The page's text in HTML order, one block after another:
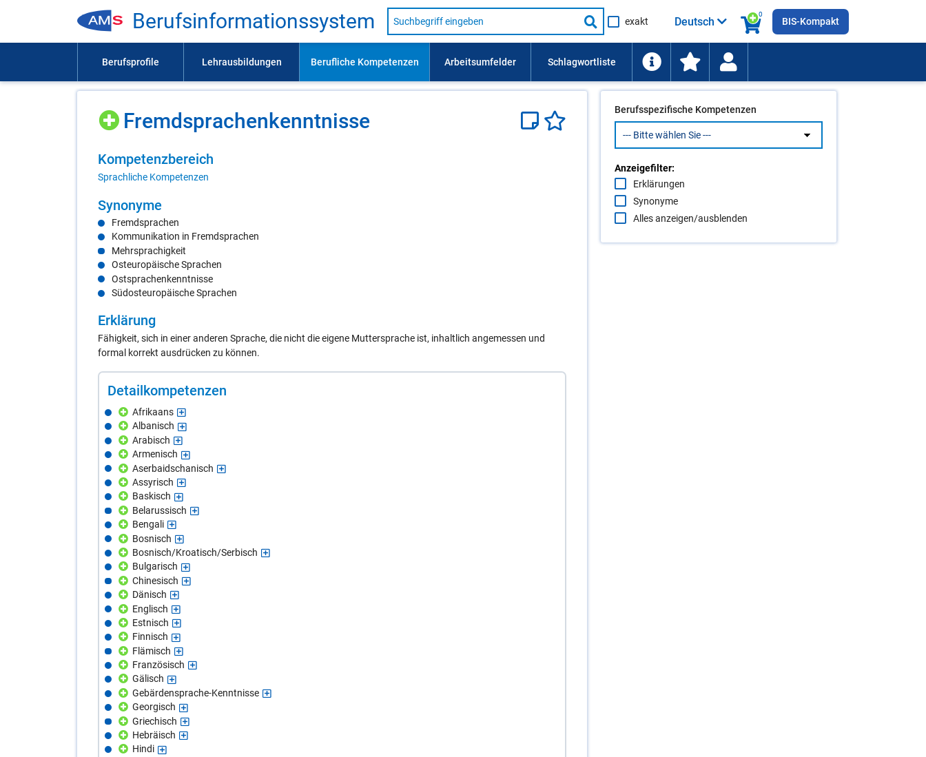
Be­rufs­in­for­ma­ti­ons­sys­tem
Suche
nach
Lehrausbildung,
usw.
Suche
starten
exakt
0
Deutsch BIS-Kompakt
Fremd­spra­chen­kennt­nis­se
Kom­pe­tenz­be­reich
Sprachliche Kompetenzen
Syn­ony­me
Fremdsprachen
Kommunikation in Fremdsprachen
Mehrsprachigkeit
Osteuropäische Sprachen
Ostsprachenkenntnisse
Südosteuropäische Sprachen
Er­klä­rung
Fähigkeit, sich in einer anderen Sprache, die nicht die eigene Muttersprache ist, inhaltlich angemessen und
formal korrekt ausdrücken zu können.
De­tail­kom­pe­ten­zen
Afrikaans
Albanisch
Arabisch
Armenisch
Aserbaidschanisch
Assyrisch
Baskisch
Belarussisch
Bengali
Bosnisch
Bosnisch/Kroatisch/Serbisch
Bulgarisch
Chinesisch
Dänisch
Englisch
Estnisch
Finnisch
Flämisch
Französisch
Gälisch
Gebärdensprache-Kenntnisse
Georgisch
Griechisch
Hebräisch
Hindi
Berufsspezifische Kompetenzen
Anzeigefilter:
Erklärungen
Synonyme
Alles anzeigen/ausblenden